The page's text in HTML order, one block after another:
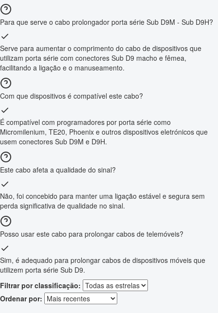
Para que serve o cabo prolongador porta série Sub D9M - Sub D9H?
Serve para aumentar o comprimento do cabo de dispositivos que
utilizam porta série com conectores Sub D9 macho e fêmea,
facilitando a ligação e o manuseamento.
Com que dispositivos é compatível este cabo?
É compatível com programadores por porta série como
Micromilenium, TE20, Phoenix e outros dispositivos eletrónicos que
usem conectores Sub D9M e D9H.
Este cabo afeta a qualidade do sinal?
Não, foi concebido para manter uma ligação estável e segura sem
perda significativa de qualidade no sinal.
Posso usar este cabo para prolongar cabos de telemóveis?
Sim, é adequado para prolongar cabos de dispositivos móveis que
utilizem porta série Sub D9.
Filtrar por classificação:
Ordenar por: